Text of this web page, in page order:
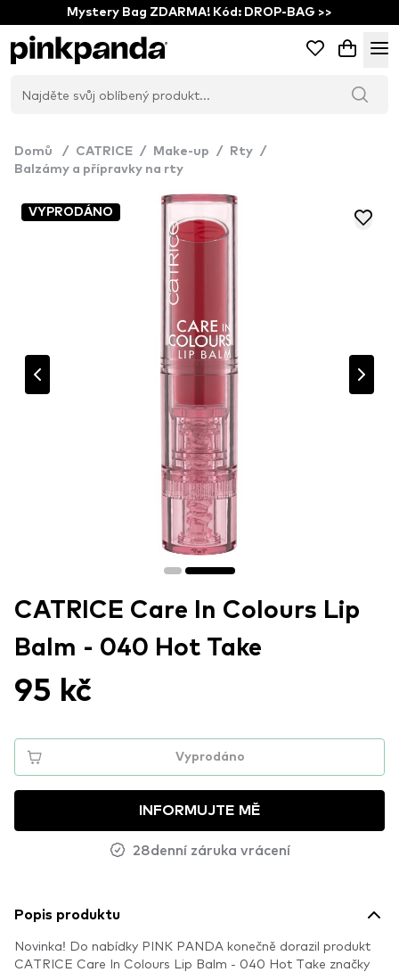
Mystery Bag ZDARMA! Kód: DROP-BAG >>
Domů / CATRICE / Make-up / Rty /
Balzámy a přípravky na rty
VYPRODÁNO
CATRICE Care In Colours Lip
Balm - 040 Hot Take
95 kč
Vyprodáno
INFORMUJTE MĚ
28denní záruka vrácení
Popis produktu
Novinka! Do nabídky PINK PANDA konečně dorazil produkt
CATRICE Care In Colours Lip Balm - 040 Hot Take značky